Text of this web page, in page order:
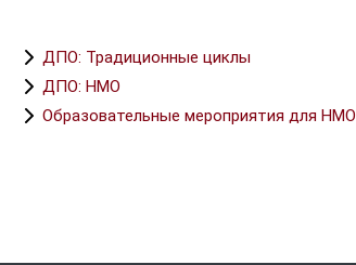
ДПО: Традиционные циклы
ДПО: НМО
Образовательные мероприятия для НМО